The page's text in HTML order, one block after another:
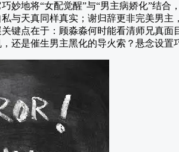
妙地将“女配觉醒”与“男主病娇化”结
与天真同样真实；谢归辞更非完美男
键点在于：顾淼淼何时能看清师兄真面
还是催生男主黑化的导火索？悬念设置